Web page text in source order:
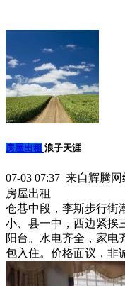
房屋出租 浪子天涯
07-03 07:37 来自辉腾
房屋出租
仓巷中段，李斯步行街
小、县一中，西边紧挨
阳台。水电齐全，家电
包入住。价格面议，非